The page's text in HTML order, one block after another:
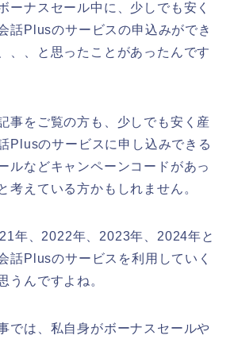
ーナスセール中に、少しでも安く
話Plusのサービスの申込みができ
、、と思ったことがあったんです
事をご覧の方も、少しでも安く産
Plusのサービスに申し込みできる
ルなどキャンペーンコードがあっ
考えている方かもしれません。
年、2022年、2023年、2024年と
話Plusのサービスを利用していく
うんですよね。
では、私自身がボーナスセールや